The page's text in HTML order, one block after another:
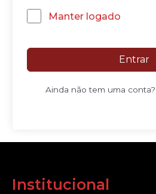
Manter logado
Entrar
Ainda não tem uma conta?
Institucional